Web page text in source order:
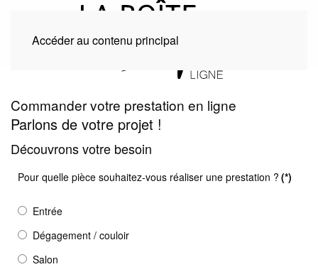
Accéder au contenu principal
Commander votre prestation en ligne
Parlons de votre projet !
Découvrons votre besoin
Pour quelle pièce souhaitez-vous réaliser une prestation ? (*)
Entrée
Dégagement / couloir
Salon